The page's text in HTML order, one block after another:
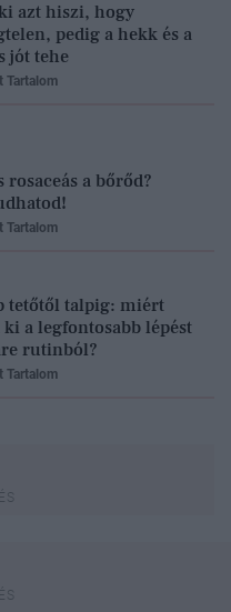
azt hiszi, hogy
pedig a hekk és a
jót tehe
Tartalom
rosaceás a bőrőd?
Tartalom
tetőtől talpig: miért
a legfontosabb lépést
rutinból?
Tartalom